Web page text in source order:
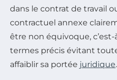
dans le contrat de travail
contractuel annexe
être non équivoque,
termes précis évitant
affaiblir sa portée juridique.